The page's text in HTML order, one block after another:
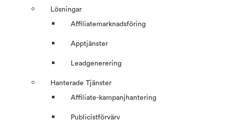
Lösningar
Affiliatemarknadsföring
Apptjänster
Leadgenerering
Hanterade Tjänster
Affiliate-kampanjhantering
Publicistförvärv